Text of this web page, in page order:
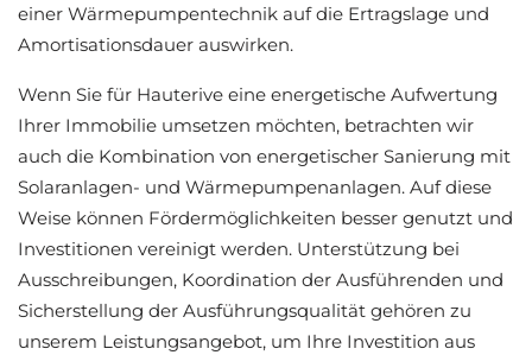
einer Wärmepumpentechnik auf die Ertragslage und
Amortisationsdauer auswirken.
Wenn Sie für Hauterive eine energetische Aufwertung
Ihrer Immobilie umsetzen möchten, betrachten wir
auch die Kombination von energetischer Sanierung mit
Solaranlagen- und Wärmepumpenanlagen. Auf diese
Weise können Fördermöglichkeiten besser genutzt und
Investitionen vereinigt werden. Unterstützung bei
Ausschreibungen, Koordination der Ausführenden und
Sicherstellung der Ausführungsqualität gehören zu
unserem Leistungsangebot, um Ihre Investition aus